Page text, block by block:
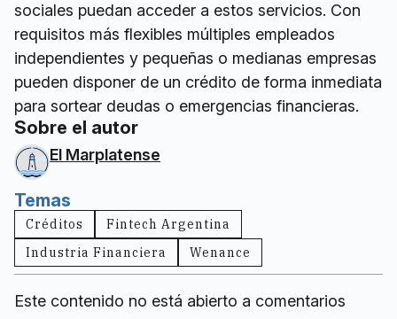
sociales puedan acceder a estos servicios. Con
requisitos más flexibles múltiples empleados
independientes y pequeñas o medianas empresas
pueden disponer de un crédito de forma inmediata
para sortear deudas o emergencias financieras.
Sobre el autor
El Marplatense
Temas
Créditos
Fintech Argentina
Industria Financiera
Wenance
Este contenido no está abierto a comentarios